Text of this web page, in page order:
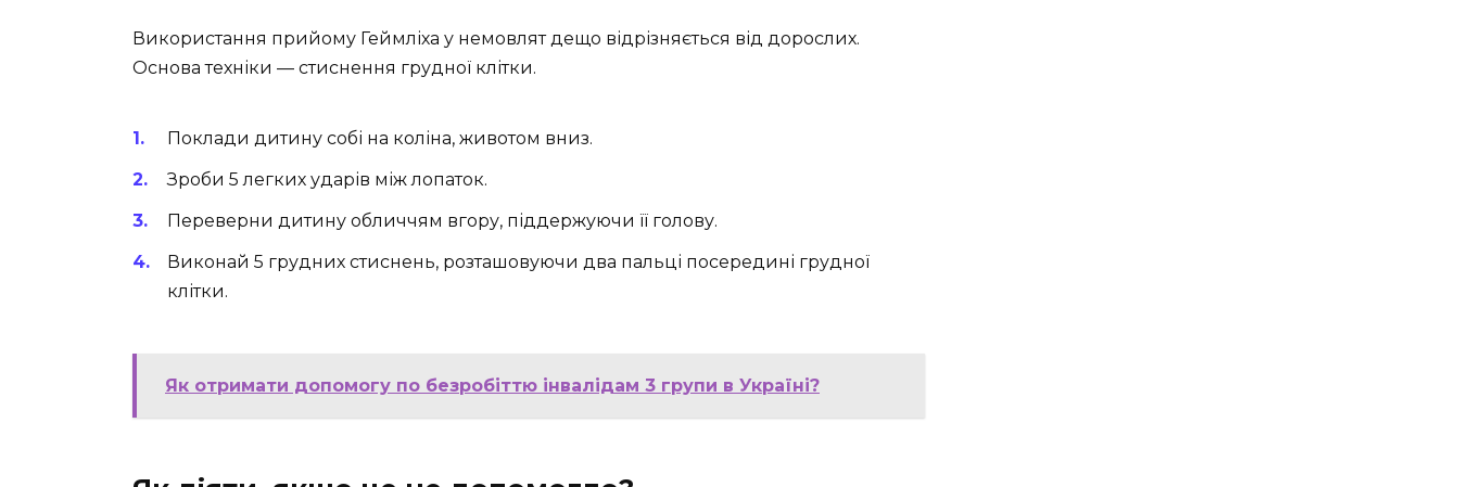
Використання прийому Геймліха у немовлят дещо відрізняється від дорослих.
Основа техніки — стиснення грудної клітки.
Поклади дитину собі на коліна, животом вниз.
Зроби 5 легких ударів між лопаток.
Переверни дитину обличчям вгору, піддержуючи її голову.
Виконай 5 грудних стиснень, розташовуючи два пальці посередині грудної
клітки.
Як отримати допомогу по безробіттю інвалідам 3 групи в Україні?